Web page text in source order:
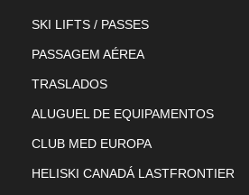
SKI LIFTS / PASSES
PASSAGEM AÉREA
TRASLADOS
ALUGUEL DE EQUIPAMENTOS
CLUB MED EUROPA
HELISKI CANADÁ LASTFRONTIER